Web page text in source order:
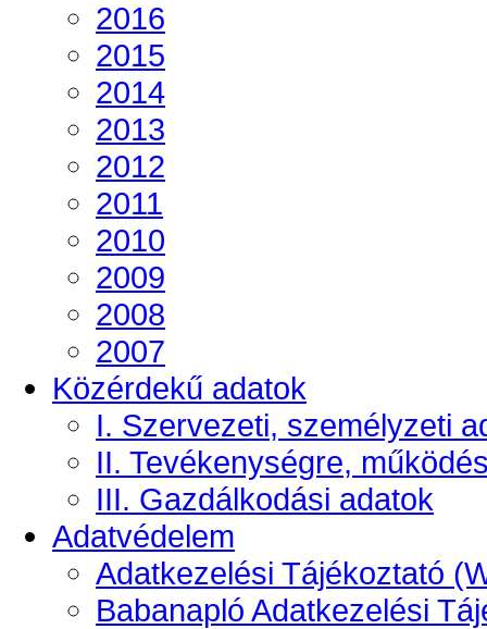
2016
2015
2014
2013
2012
2011
2010
2009
2008
2007
Közérdekű adatok
I. Szervezeti, személyzeti
II. Tevékenységre,
III. Gazdálkodási adatok
Adatvédelem
Adatkezelési Tájékoztató
Babanapló Adatkezelési